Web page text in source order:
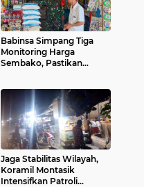
Babinsa Simpang Tiga
Monitoring Harga
Sembako, Pastikan
Pokok
Jaga Stabilitas Wilayah,
Koramil Montasik
Intensifkan Patroli